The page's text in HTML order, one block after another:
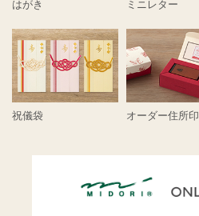
はがき ミニレター
祝儀袋 オーダー住所印